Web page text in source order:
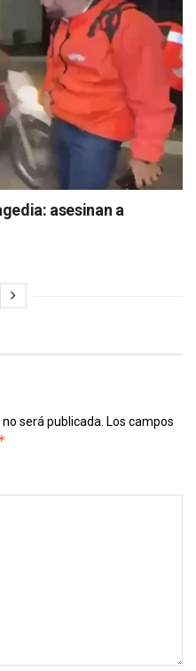
asesinan a
será publicada. Los campos